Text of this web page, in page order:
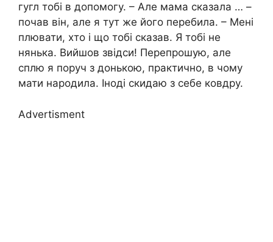
гугл тобі в допомогу. – Але мама сказала … –
почав він, але я тут же його перебила. – Мені
плювати, хто і що тобі сказав. Я тобі не
нянька. Вийшов звідси! Перепрошую, але
сплю я поруч з донькою, практично, в чому
мати народила. Іноді скидаю з себе ковдру.
Advertisment